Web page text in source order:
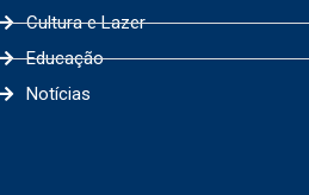
Cultura e Lazer
Educação
Notícias